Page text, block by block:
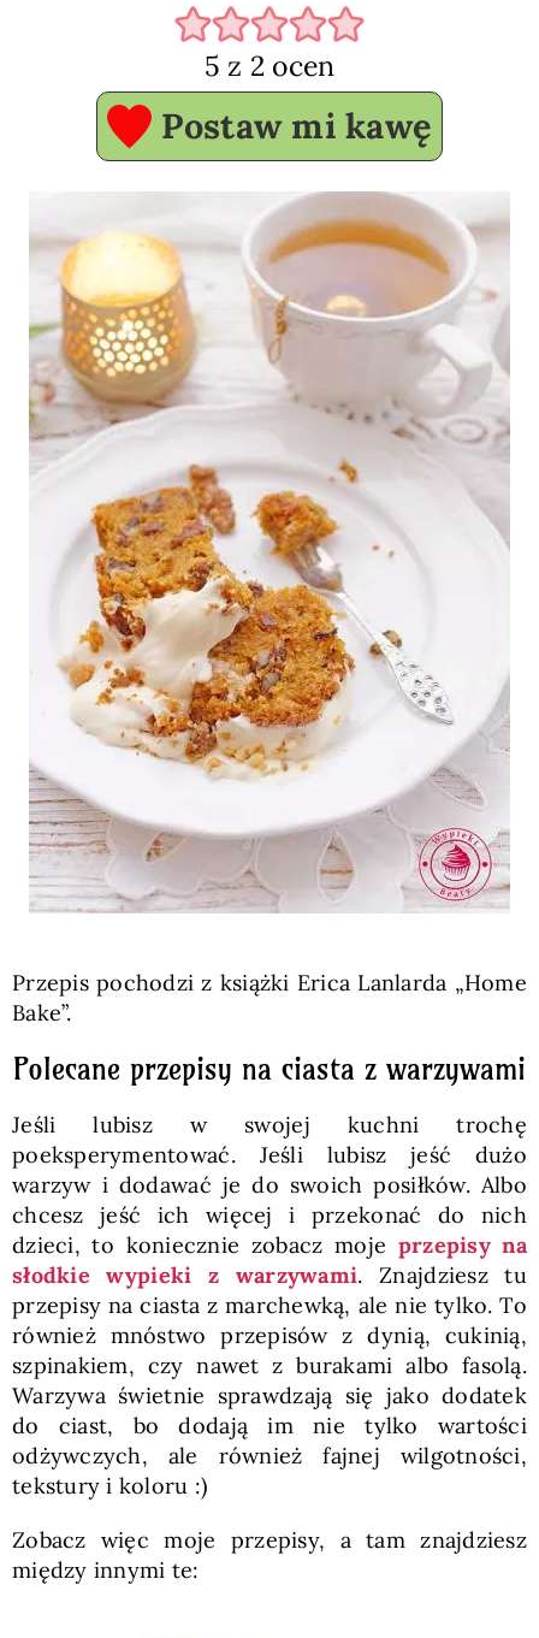
5 z 2 ocen
Postaw mi kawę
Przepis pochodzi z książki Erica Lanlarda „Home
Bake”.
Polecane przepisy na ciasta z warzywami
Jeśli lubisz w swojej kuchni trochę
poeksperymentować. Jeśli lubisz jeść dużo
warzyw i dodawać je do swoich posiłków. Albo
chcesz jeść ich więcej i przekonać do nich
dzieci, to koniecznie zobacz moje przepisy na
słodkie wypieki z warzywami. Znajdziesz tu
przepisy na ciasta z marchewką, ale nie tylko. To
również mnóstwo przepisów z dynią, cukinią,
szpinakiem, czy nawet z burakami albo fasolą.
Warzywa świetnie sprawdzają się jako dodatek
do ciast, bo dodają im nie tylko wartości
odżywczych, ale również fajnej wilgotności,
tekstury i koloru :)
Zobacz więc moje przepisy, a tam znajdziesz
między innymi te: